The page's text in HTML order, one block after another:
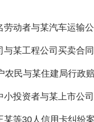
动者与某汽车运输
某工程公司买卖合
民与某住建局行政
投资者与某上市公
等30人信用卡纠纷